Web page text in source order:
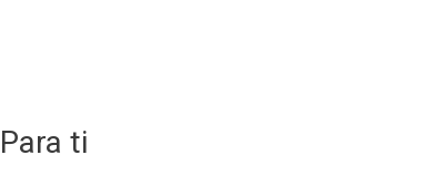
Para ti